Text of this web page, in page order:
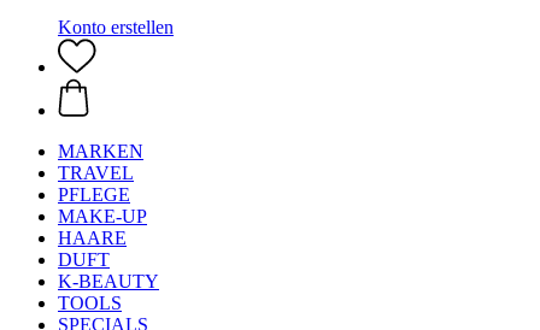
Konto erstellen
MARKEN
TRAVEL
PFLEGE
MAKE-UP
HAARE
DUFT
K-BEAUTY
TOOLS
SPECIALS